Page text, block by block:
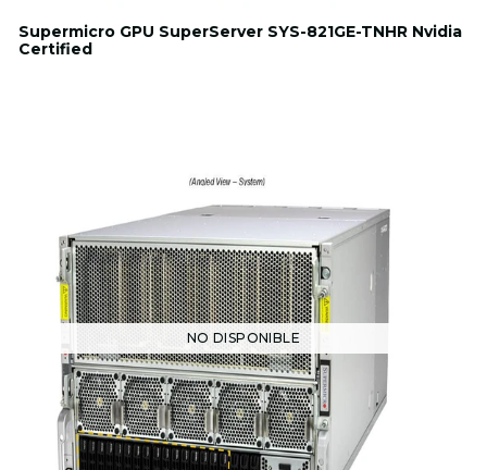
Supermicro GPU SuperServer SYS-821GE-TNHR Nvidia
Certified
NO DISPONIBLE